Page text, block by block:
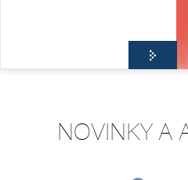
NOVINKY A
Změna sídla obou našich
CZECH s.r.o. IČ 28612663 a